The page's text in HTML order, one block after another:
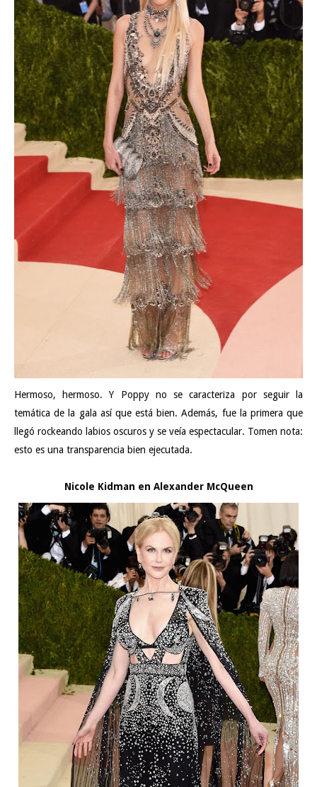
Hermoso, hermoso. Y Poppy no se caracteriza por seguir la
temática de la gala así que está bien. Además, fue la primera que
llegó rockeando labios oscuros y se veía espectacular. Tomen nota:
esto es una transparencia bien ejecutada.
Nicole Kidman en Alexander McQueen